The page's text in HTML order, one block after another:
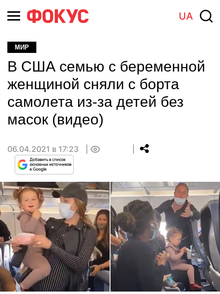
UA
МИР
В США семью с беременной
женщиной сняли с борта
самолета из-за детей без
масок (видео)
06.04.2021 в 17:23